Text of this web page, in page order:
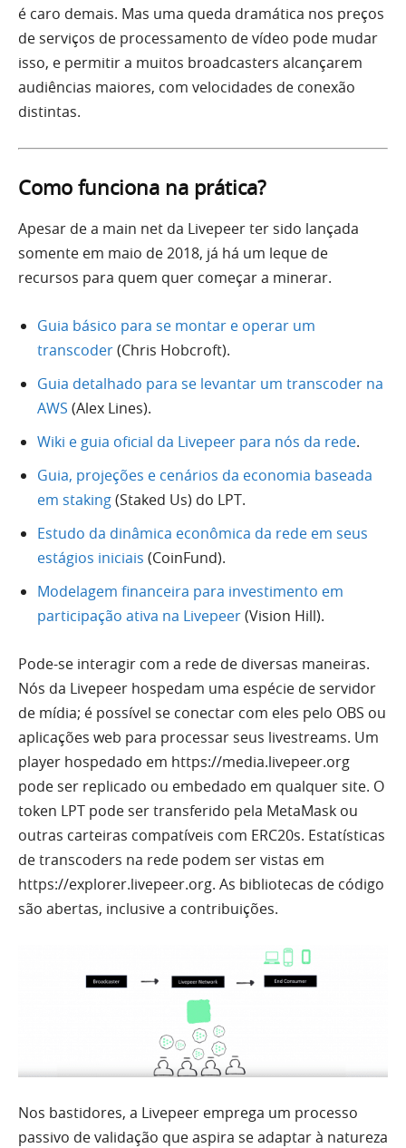
é caro demais. Mas uma queda dramática nos preços
de serviços de processamento de vídeo pode mudar
isso, e permitir a muitos broadcasters alcançarem
audiências maiores, com velocidades de conexão
distintas.
Como funciona na prática?
Apesar de a main net da Livepeer ter sido lançada
somente em maio de 2018, já há um leque de
recursos para quem quer começar a minerar.
Guia básico para se montar e operar um
transcoder(Chris Hobcroft).
Guia detalhado para se levantar um transcoder na
AWS (Alex Lines).
Wiki e guia oficial da Livepeer para nós da rede.
Guia, projeções e cenários da economia baseada
em staking(Staked Us) do LPT.
Estudo da dinâmica econômica da rede em seus
estágios iniciais (CoinFund).
Modelagem financeira para investimento em
participação ativa na Livepeer(Vision Hill).
Pode-se interagir com a rede de diversas maneiras.
Nós da Livepeer hospedam uma espécie de servidor
de mídia; é possível se conectar com eles pelo OBS ou
aplicações web para processar seus livestreams. Um
player hospedado em https://media.livepeer.org
pode ser replicado ou embedado em qualquer site. O
token LPT pode ser transferido pela MetaMask ou
outras carteiras compatíveis com ERC20s. Estatísticas
de transcoders na rede podem ser vistas em
https://explorer.livepeer.org. As bibliotecas de código
são abertas, inclusive a contribuições.
Nos bastidores, a Livepeer emprega um processo
passivo de validação que aspira se adaptar à natureza